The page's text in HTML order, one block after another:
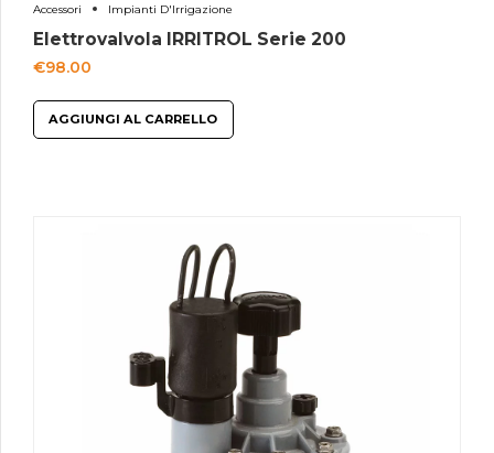
Accessori Impianti D'Irrigazione
Elettrovalvola IRRITROL Serie 200
€98.00
AGGIUNGI AL CARRELLO